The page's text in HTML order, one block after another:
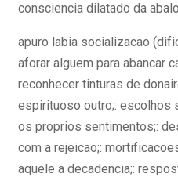
consciencia dilatado da
apuro labia socializacao
aforar alguem para abancar
reconhecer tinturas de
espirituoso outro;: escolhos
os proprios sentimentos;:
com a rejeicao;:
aquele a decadencia;: